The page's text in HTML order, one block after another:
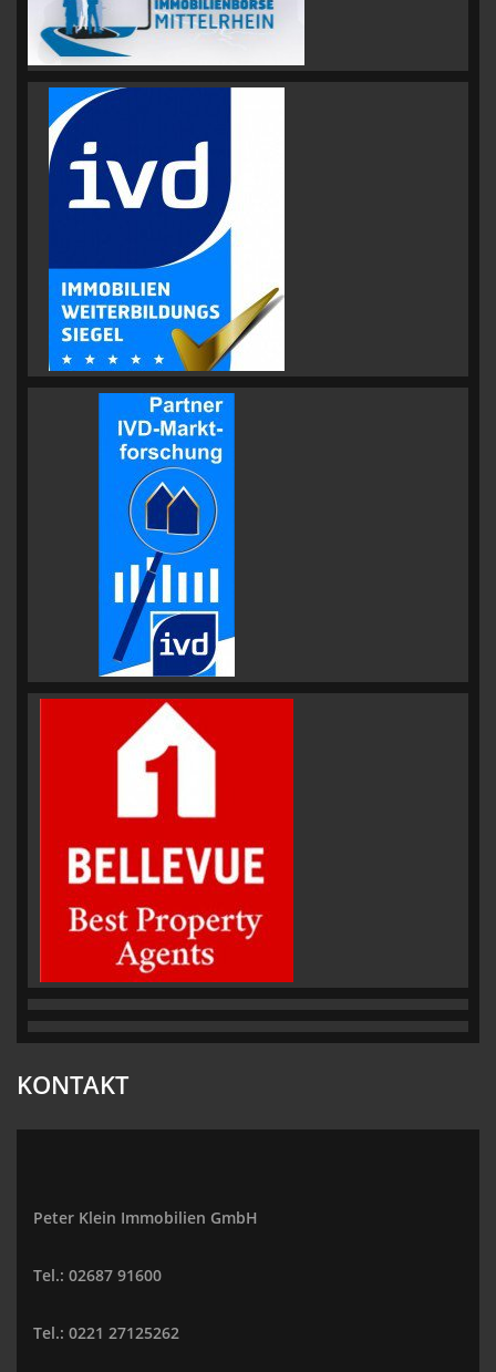
KONTAKT
Peter Klein Immobilien GmbH
Tel.: 02687 91600
Tel.: 0221 27125262